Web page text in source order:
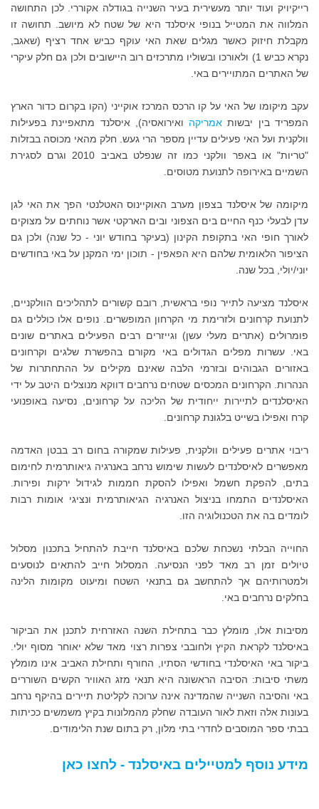
רייקיויק ועוד יותר מעשירית בעיר השנייה בגודלה אקוררי. לכן התחושה
המלווה את המטייל בנופי איסלנד היא של שטח לא מיושב. תחושה זו
מקבלת חיזוק כאשר מגלים שאת האי עוקף כביש אחד רציף (שאגב,
נקרא כביש 1) ולאורכו ובשוליו מתרכזים רוב היישובים ולכן גם חלק עיקרי
של האתרים המתויירים באי.
עקב מיקומו של האי על קו הרכס המרכז אוקייני (הקו בקרום כדור הארץ
המפריד בין יבשות אמריקה ואירואסיה), איסלנד מתאפיינת בפעילות
וולקנית ועל האי פעילים עדיין מספר הרי געש. חלק מהאי מכוסה בבזלות
"טריות" או באפר וולקני כמו זה שנפלט באביב 2010 וגרם לסגירת
השמיים באירופה לתנועת מטוסים.
מיקומה של איסלנד בצפון מערב האוקיינוס האטלנטי הפך את האי לגן
עדן לבעלי כנף החיים בים הצפוני ובים הארקטי אשר נוחתים על מצוקים
לאורך חופי האי בתקופת הקינון (בעיקר בחודש יוני - כל שנה) ולכן גם
הציפור הלאומית שלהם היא הפאפין - תוכון ימי המקנן על באי בחודשים
יוני/יולי, בכל שנה.
איסלנד מציעה לתייר נופי בראשית, רובם קשורים לתהליכים הוולקניים,
לתנועת קרחונים ולזרימת מי הקרחון המופשרים. נופים אלו כוללים גם
פומרולים (אתרים מעלי עשן) וגייזרים רבים הפעילים באתרים שונים
באי. עשרות מפלים הגדולים באי מקורם בהפשרת שלגים וקרחונים
באזורים הגבוהים ובזרמי הלבה שאינם מקילים על ההתחתרות של
הנהרות. הקרחונים המכסים שטחים נרחבים דווקא מנוצלים היטב על ידי
האיסלנדים לתיירות ייחודית של הליכה על קרחונים, נסיעה באופנועי
קרח ואפילו בשייט בלגונת קרחונים.
ריבוי אתרים פעילים וולקנית, פעילות שמקורה בחום רב בבטן האדמה
מאפשרים לאיסלנדים לעשות שימוש נרחב באנרגיה גיאותרמית לחימום
בתים, להפקת חשמל ואפילו להסקת חממות לגידול ירקות ופירות.
האיסלנדים התמחו בניצול האנרגיה הגיאותרמית ונציגי אומות רבות
לומדים בה את הטכנולוגיה הזו.
החוייה הבלתי נשכחת שלכם באיסלנד חייבת להתחיל בתכנון מסלול
טיולים זמן רב מאד לפני הנסיעה. המסלול חייב להתאים לנוסעים
ולמטרותיהם אך להתחשב גם בתנאי השטח ומיעוט מקומות הלינה
בחלקים נרחבים באי.
מסיבות אלו, מומלץ כבר בתחילת השנה האזרחית לתכנן את הביקור
באיסלנד לקראת הקיץ ולחובבי צפרות רצוי מאד שלא יאוחר מסוף יולי.
ביקור באי האיסלנדי בחודשי הסתיו, החורף ותחילת האביב אינו מומלץ
משתי סיבות: הסיבה הראשונה היא תנאי מזג האוויר הקשים השוררים
באי והסיבה השנייה שהמדינה אינה ערוכה לקליטת תיירים בהיקף נרחב
בעונות אלה וזאת לאור העובדה שחלק מהמלונות בקיץ משמשים ככיתות
בבתי ספר המוסבים לחדרי בתי מלון, רק בתום שנת הלימודים.
מידע נוסף למטיילים באיסלנד - לחצו כאן